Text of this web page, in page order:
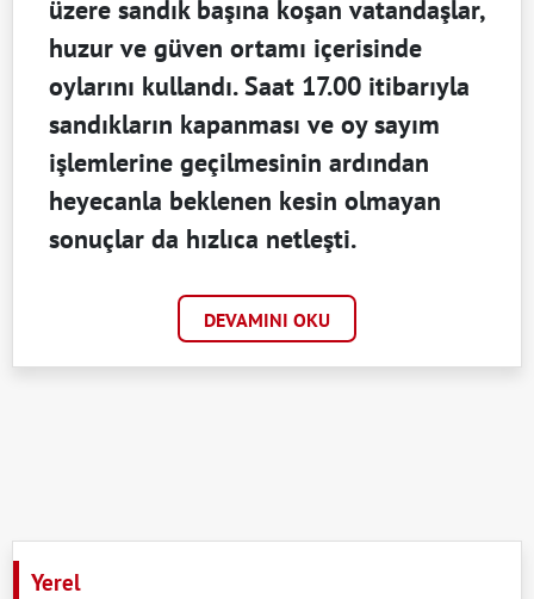
üzere sandık başına koşan vatandaşlar,
huzur ve güven ortamı içerisinde
oylarını kullandı. Saat 17.00 itibarıyla
sandıkların kapanması ve oy sayım
işlemlerine geçilmesinin ardından
heyecanla beklenen kesin olmayan
sonuçlar da hızlıca netleşti.
DEVAMINI OKU
Yerel